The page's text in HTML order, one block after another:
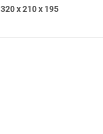
320 x 210 x 195